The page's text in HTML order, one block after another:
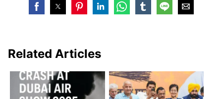
Related Articles